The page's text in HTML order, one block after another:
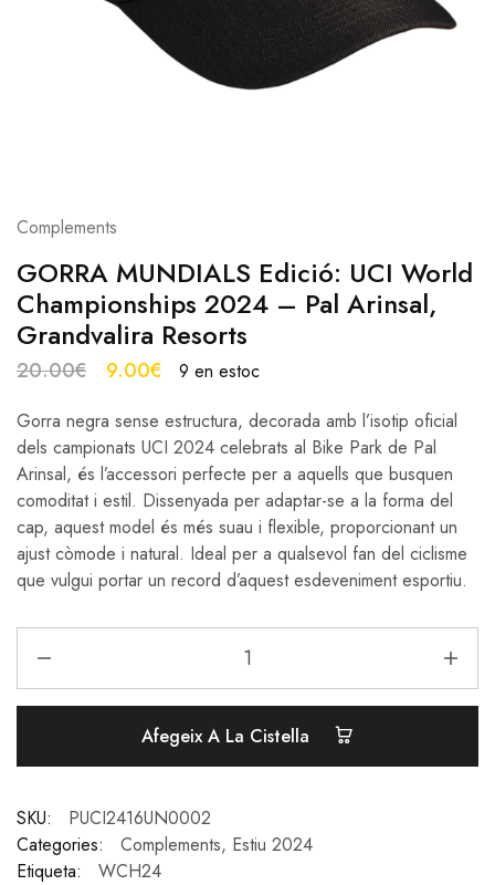
Complements
GORRA MUNDIALS Edició: UCI World
Championships 2024 – Pal Arinsal,
Grandvalira Resorts
20.00€ 9.00€
9 en estoc
Gorra negra sense estructura, decorada amb l’isotip oficial
dels campionats UCI 2024 celebrats al Bike Park de Pal
Arinsal, és l’accessori perfecte per a aquells que busquen
comoditat i estil. Dissenyada per adaptar-se a la forma del
cap, aquest model és més suau i flexible, proporcionant un
ajust còmode i natural. Ideal per a qualsevol fan del ciclisme
que vulgui portar un record d’aquest esdeveniment esportiu.
Afegeix A La Cistella
SKU:
PUCI2416UN0002
Categories:
Complements, Estiu 2024
Etiqueta:
WCH24